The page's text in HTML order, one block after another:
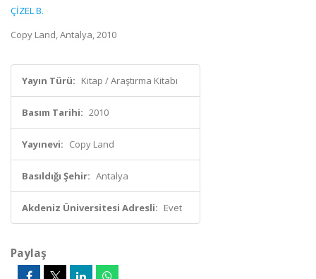
ÇİZEL B.
Copy Land, Antalya, 2010
Yayın Türü: Kitap / Araştırma Kitabı
Basım Tarihi: 2010
Yayınevi: Copy Land
Basıldığı Şehir: Antalya
Akdeniz Üniversitesi Adresli: Evet
Paylaş